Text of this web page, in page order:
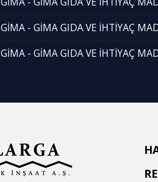
GİMA - GİMA GIDA VE İHTİYAÇ
GİMA - GİMA GIDA VE İHTİYAÇ